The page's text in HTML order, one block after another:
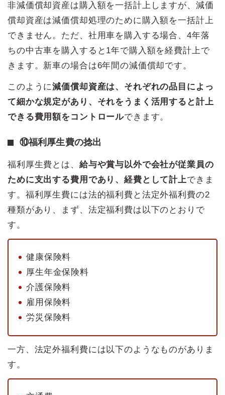
非減価償却資産は購入額を一括計上しますが、減価
償却資産は減価償却処理のために購入額を一括計上
できません。ただ、社用車を購入する場合、4年落
ちの中古車を購入すると1年で購入額を経費計上で
きます。新車の場合は6年間の減価償却です。
このように減価償却資産は、それぞれの品目によっ
て細かな規定があり、それをうまく活用すると計上
できる費用額をコントロールできます。
⑩福利厚生費の捻出
福利厚生費とは、 給与や賞与以外で会社が従業員の
ために支出する費用であり、経費として計上できま
す。福利厚生費には法的福利費と法定外福利費の2
種類があり、まず、法定福利費は以下のとおりで
す。
健康保険料
厚生年金保険料
介護保険料
雇用保険料
労災保険料
一方、法定外福利費には以下のようなものがありま
す。